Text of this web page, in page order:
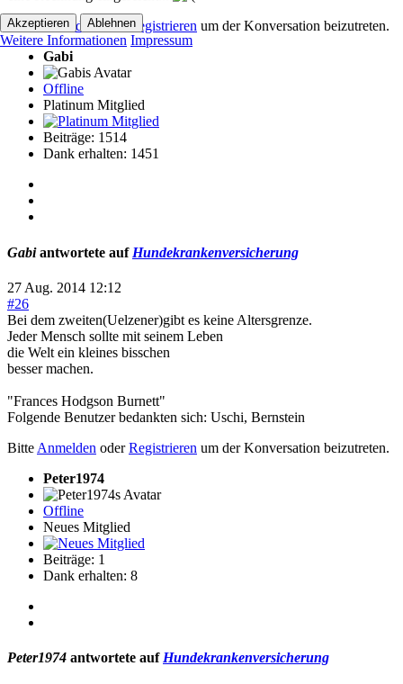
BitteAnmeldenoderRegistrieren um der Konversation beizutreten.
Gabi
Offline
Platinum Mitglied
Beiträge: 1514
Dank erhalten: 1451
Gabiantwortete auf Hundekrankenversicherung
27 Aug. 2014 12:12
#26
Bei dem zweiten(Uelzener)gibt es keine Altersgrenze.
Jeder Mensch sollte mit seinem Leben
die Welt ein kleines bisschen
besser machen.
"Frances Hodgson Burnett"
Folgende Benutzer bedankten sich: Uschi, Bernstein
Bitte Anmelden oderRegistrieren um der Konversation beizutreten.
Peter1974
Offline
Neues Mitglied
Beiträge: 1
Dank erhalten: 8
Peter1974 antwortete auf Hundekrankenversicherung
Akzeptieren Ablehnen
Weitere Informationen Impressum